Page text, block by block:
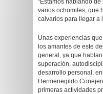
“Estamos hablando
varios ochomiles, que
calvarios para llegar a
Unas experiencias
los amantes de este
general, ya que
superación,
desarrollo personal,
Hermenegildo
primeras actividades